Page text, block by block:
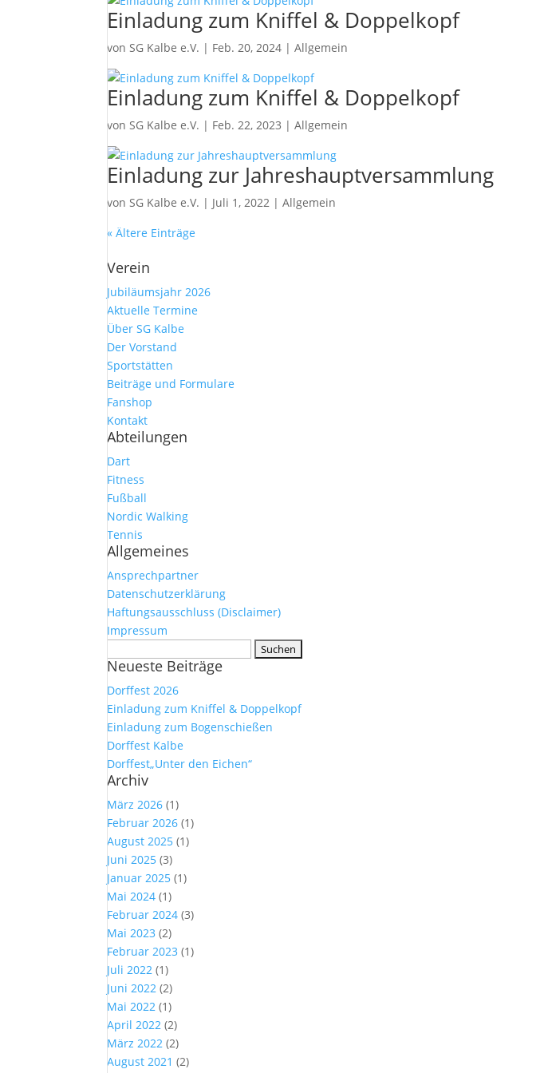
Einladung zum Kniffel & Doppelkopf
vonSG Kalbe e.V. | Feb. 20, 2024 |Allgemein
Einladung zum Kniffel & Doppelkopf
vonSG Kalbe e.V. | Feb. 22, 2023 |Allgemein
Einladung zur Jahreshauptversammlung
vonSG Kalbe e.V. | Juli 1, 2022 |Allgemein
« Ältere Einträge
Verein
Jubiläumsjahr 2026
Aktuelle Termine
Über SG Kalbe
Der Vorstand
Sportstätten
Beiträge und Formulare
Fanshop
Kontakt
Abteilungen
Dart
Fitness
Fußball
Nordic Walking
Tennis
Allgemeines
Ansprechpartner
Datenschutzerklärung
Haftungsausschluss (Disclaimer)
Impressum
nach:
Neueste Beiträge
Dorffest 2026
Einladung zum Kniffel & Doppelkopf
Einladung zum Bogenschießen
Dorffest Kalbe
Dorffest„Unter den Eichen“
Archiv
März 2026 (1)
Februar 2026 (1)
August 2025 (1)
Juni 2025 (3)
Januar 2025 (1)
Mai 2024 (1)
Februar 2024 (3)
Mai 2023 (2)
Februar 2023 (1)
Juli 2022 (1)
Juni 2022 (2)
Mai 2022 (1)
April 2022 (2)
März 2022 (2)
August 2021 (2)